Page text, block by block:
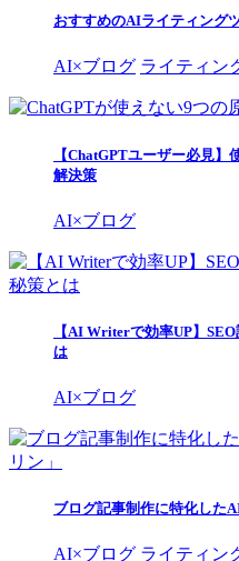
おすすめのAIライティング
AI×ブログ ライティン
【ChatGPTユーザー必見
解決策
AI×ブログ
【AI Writerで効率UP】
は
AI×ブログ
ブログ記事制作に特化した
AI×ブログ ライティン